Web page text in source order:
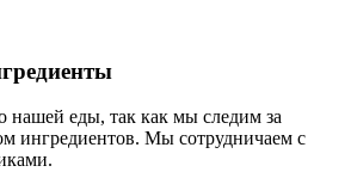
нашей еды, так как мы следим за
ингредиентов. Мы сотрудничаем с